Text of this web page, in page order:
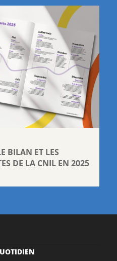
BILAN ET LES
DE LA CNIL EN 2025